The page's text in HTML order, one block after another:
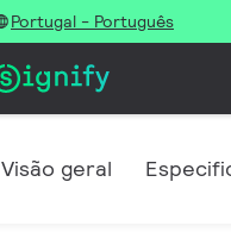
Portugal - Português
Visão geral